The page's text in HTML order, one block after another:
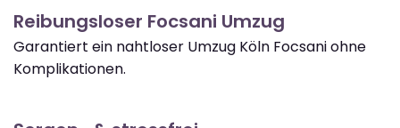
Reibungsloser Focsani Umzug
Garantiert ein nahtloser Umzug Köln Focsani ohne
Komplikationen.